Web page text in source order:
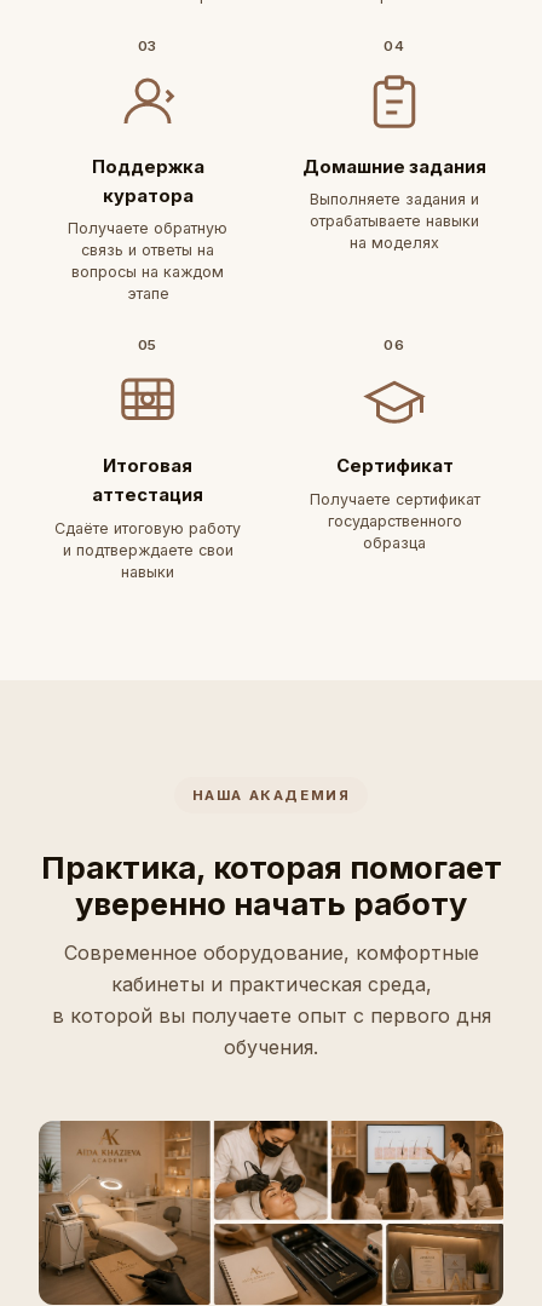
03
Поддержка
куратора
Получаете обратную
связь и ответы на
вопросы на каждом
этапе
04
Домашние задания
Выполняете задания и
отрабатываете навыки
на моделях
05
Итоговая
аттестация
Сдаёте итоговую работу
и подтверждаете свои
навыки
06
Сертификат
Получаете сертификат
государственного
образца
НАША АКАДЕМИЯ
Практика, которая помогает
уверенно начать работу
Современное оборудование, комфортные
кабинеты и практическая среда,
в которой вы получаете опыт с первого дня
обучения.